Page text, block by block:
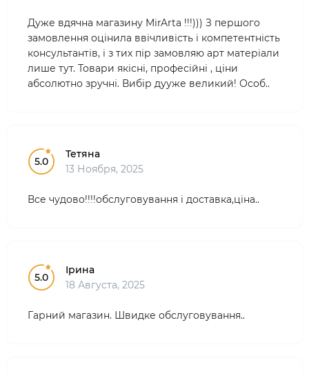
Дуже вдячна магазину MirArta !!!))) З першого
замовлення оцінила ввічливість і компетентність
консультантів, і з тих пір замовляю арт матеріали
лише тут. Товари якісні, професійні , ціни
абсолютно зручні. Вибір дууже великий! Особ..
5.0
Тетяна
13 Ноября, 2025
Все чудово!!!!обслуговування і доставка,ціна..
5.0
Ірина
18 Августа, 2025
Гарний магазин. Швидке обслуговування..